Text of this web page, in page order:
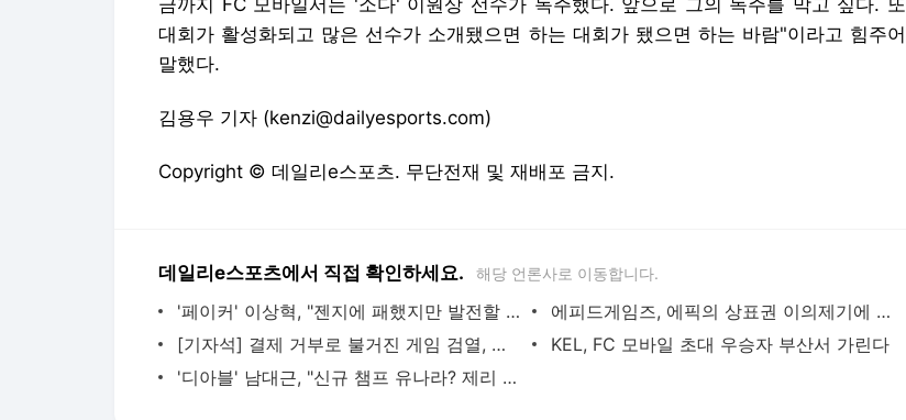
금까지 FC 모바일서는 '소다' 이원상 선수가 독주했다. 앞으로 그의 독주를 막고 싶다. 또
대회가 활성화되고 많은 선수가 소개됐으면 하는 대회가 됐으면 하는 바람"이라고 힘주어
말했다.
김용우 기자 (kenzi@dailyesports.com)
Copyright © 데일리e스포츠. 무단전재 및 재배포 금지.
데일리e스포츠에서 직접 확인하세요. 해당 언론사로 이동합니다.
'페이커' 이상혁, "젠지에 패했지만 발전할 수 있는 부분 있어"
에피드게임즈, 에픽의 상표권 이의제기에 "상표 유사성 오해, 적극 대응할 것"
[기자석] 결제 거부로 불거진 게임 검열, 남의 이야기 아니다
KEL, FC 모바일 초대 우승자 부산서 가린다
'디아블' 남대근, "신규 챔프 유나라? 제리 상위 호환"